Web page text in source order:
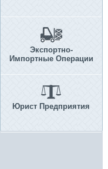
Экспортно-
Импортные Операции
Юрист Предприятия